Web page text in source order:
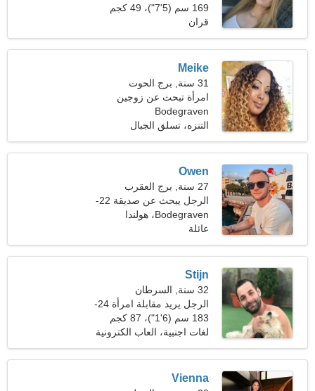
169 سم (5'7")، 49 كجم
(108 رطل)
قران
Meike
31 سنة, برج الحوت
امرأة تبحث عن زوجين
Bodegraven
التنزه، تسلق الجبال
Owen
27 سنة, برج العقرب
الرجل يبحث عن صديقة 22-
29
Bodegraven، هولندا
عائلة
Stijn
32 سنة, السرطان
الرجل يريد مقابلة امرأة 24-
31
183 سم (6'1")، 87 كجم
(191 رطلا)
لغات اجنبية، العاب الكترونية
Vienna